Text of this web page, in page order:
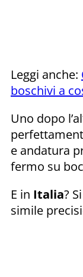
Leggi anche:
boschivi a
Uno dopo
e andatura
fermo su
E in Italia?
simile